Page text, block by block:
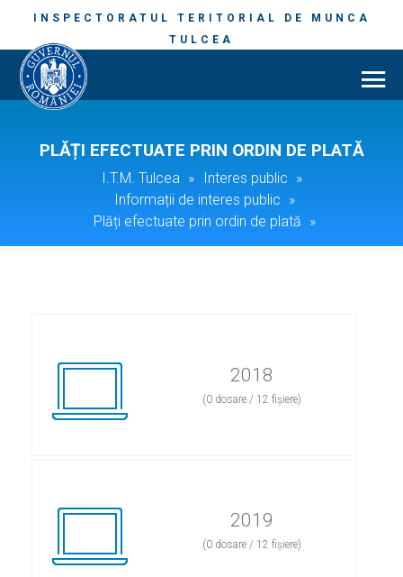
INSPECTORATUL TERITORIAL DE MUNCA
TULCEA
PLĂȚI EFECTUATE PRIN ORDIN DE PLATĂ
I.T.M. Tulcea » Interes public »
Informații de interes public »
Plăți efectuate prin ordin de plată »
2018
(0 dosare / 12 fișiere)
2019
(0 dosare / 12 fișiere)